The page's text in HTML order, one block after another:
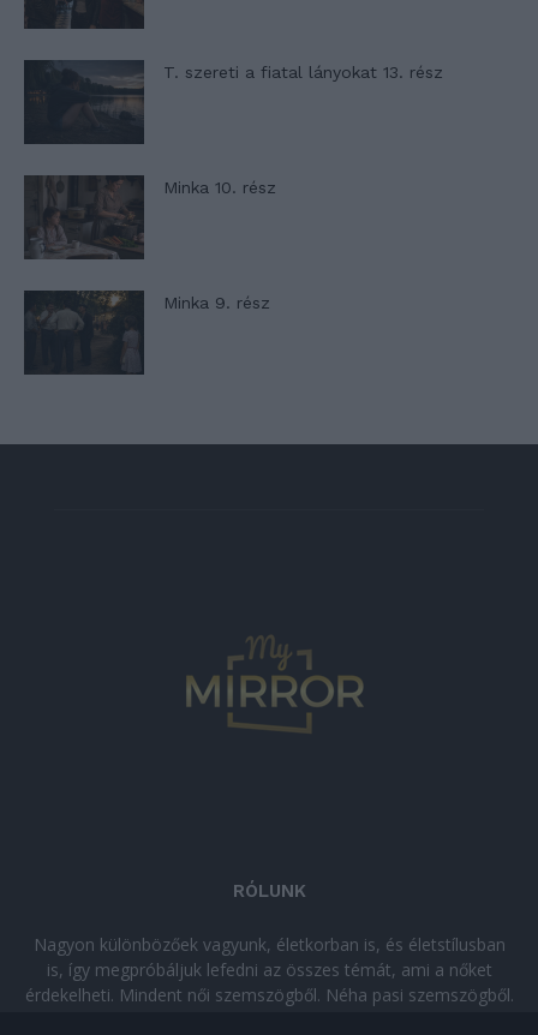
T. szereti a fiatal lányokat 13. rész
Minka 10. rész
Minka 9. rész
RÓLUNK
Nagyon különbözőek vagyunk, életkorban is, és életstílusban
is, így megpróbáljuk lefedni az összes témát, ami a nőket
érdekelheti. Mindent női szemszögből. Néha pasi szemszögből.